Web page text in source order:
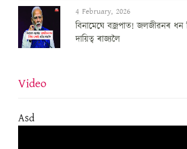
4 February, 2026
বিনামেঘে বজ্ৰপাত! জলজীৱনৰ ধন
দায়িত্ব ৰাজ্যলৈ
Video
Asd